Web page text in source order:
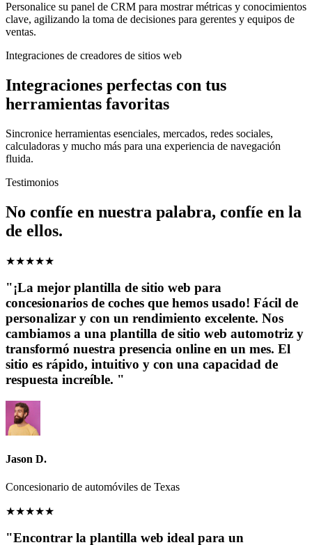
Personalice su panel de CRM para mostrar métricas y conocimientos
clave, agilizando la toma de decisiones para gerentes y equipos de
ventas.
Integraciones de creadores de sitios web
Integraciones perfectas con tus
herramientas favoritas
Sincronice herramientas esenciales, mercados, redes sociales,
calculadoras y mucho más para una experiencia de navegación
fluida.
Testimonios
No confíe en nuestra palabra, confíe en la
de ellos.
★★★★★
"¡La mejor plantilla de sitio web para
concesionarios de coches que hemos usado! Fácil de
personalizar y con un rendimiento excelente. Nos
cambiamos a una plantilla de sitio web automotriz y
transformó nuestra presencia online en un mes. El
sitio es rápido, intuitivo y con una capacidad de
respuesta increíble. "
Jason D.
Concesionario de automóviles de Texas
★★★★★
"Encontrar la plantilla web ideal para un